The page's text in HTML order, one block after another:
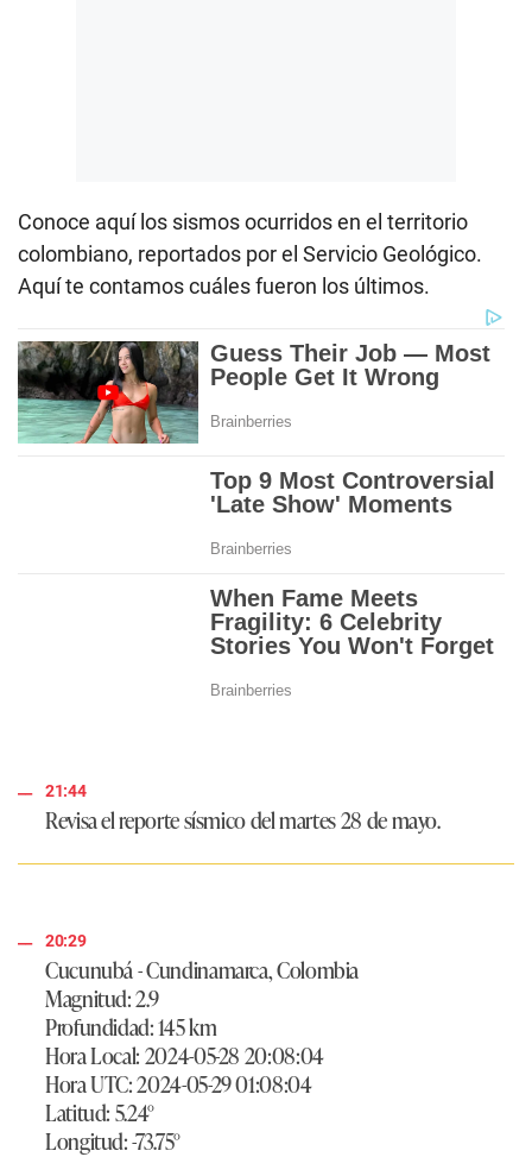
Conoce aquí los sismos ocurridos en el territorio
colombiano, reportados por el Servicio Geológico.
Aquí te contamos cuáles fueron los últimos.
21:44
Revisa el reporte sísmico del martes 28 de mayo.
20:29
Cucunubá - Cundinamarca, Colombia
Magnitud: 2.9
Profundidad: 145 km
Hora Local: 2024-05-28 20:08:04
Hora UTC: 2024-05-29 01:08:04
Latitud: 5.24°
Longitud: -73.75°